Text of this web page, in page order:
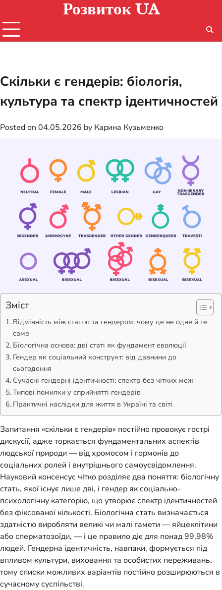
content
Розвиток UA
Скільки є гендерів: біологія,
культура та спектр ідентичностей
Posted on 04.05.2026 by Карина Кузьменко
Зміст
Відмінність між статтю та гендером: чому це не одне й те
саме
Біологічна основа: дві статі як фундамент еволюції
Гендер як соціальний конструкт: від давнини до
сьогодення
Сучасні гендерні ідентичності: спектр без чітких меж
Типові помилки у сприйнятті гендерів
Практичні наслідки для життя в Україні та світі
Запитання «скільки є гендерів» постійно провокує гострі
дискусії, адже торкається фундаментальних аспектів
людської природи — від хромосом і гормонів до
соціальних ролей і внутрішнього самоусвідомлення.
Науковий консенсус чітко розділяє два поняття: біологічну
стать, якої існує лише дві, і гендер як соціально-
психологічну категорію, що утворює спектр ідентичностей
без фіксованої кількості. Біологічна стать визначається
здатністю виробляти великі чи малі гамети — яйцеклітини
або сперматозоїди, — і це правило діє для понад 99,98%
людей. Гендерна ідентичність, навпаки, формується під
впливом культури, виховання та особистих переживань,
тому списки можливих варіантів постійно розширюються в
сучасному суспільстві.